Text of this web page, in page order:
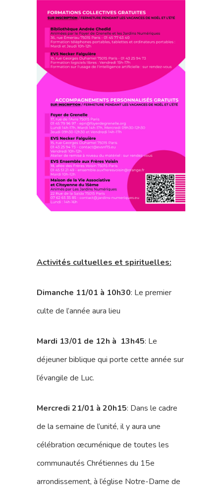
Activités cultuelles et spirituelles:
Dimanche 11/01 à 10h30: Le premier
culte de l’année aura lieu
Mardi 13/01 de 12h à 13h45: Le
déjeuner biblique qui porte cette année sur
l’évangile de Luc.
Mercredi 21/01 à 20h15: Dans le cadre
de la semaine de l’unité, il y aura une
célébration œcuménique de toutes les
communautés Chrétiennes du 15e
arrondissement, à l’église Notre-Dame de